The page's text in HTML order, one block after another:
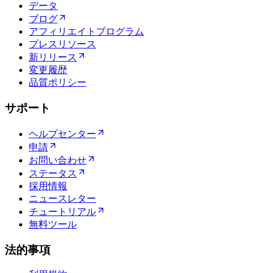
データ
ブログ
アフィリエイトプログラム
プレスリソース
新リリース
変更履歴
品質ポリシー
サポート
ヘルプセンター
申請
お問い合わせ
ステータス
採用情報
ニュースレター
チュートリアル
無料ツール
法的事項